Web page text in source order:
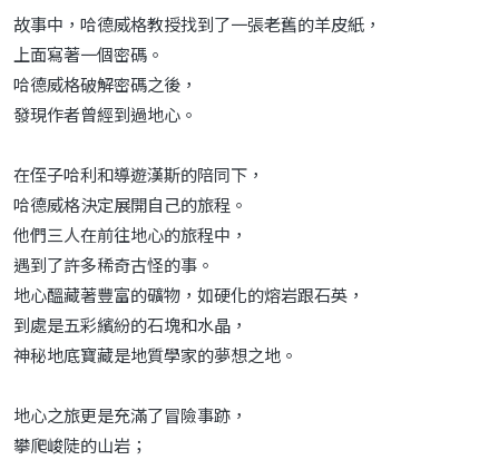
故事中，哈德威格教授找到了一張老舊的羊皮紙，
上面寫著一個密碼。
哈德威格破解密碼之後，
發現作者曾經到過地心。
在侄子哈利和導遊漢斯的陪同下，
哈德威格決定展開自己的旅程。
他們三人在前往地心的旅程中，
遇到了許多稀奇古怪的事。
地心醞藏著豐富的礦物，如硬化的熔岩跟石英，
到處是五彩繽紛的石塊和水晶，
神秘地底寶藏是地質學家的夢想之地。
地心之旅更是充滿了冒險事跡，
攀爬峻陡的山岩；